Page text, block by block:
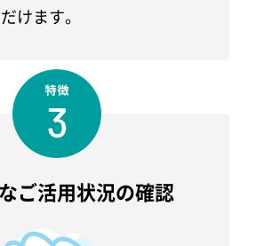
けます。
ご活用状況の確認